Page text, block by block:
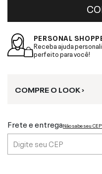
PERSONAL
Receba ajuda
perfeito para você!
COMPRE O LOOK ›
Frete e entregaNão sabe seu